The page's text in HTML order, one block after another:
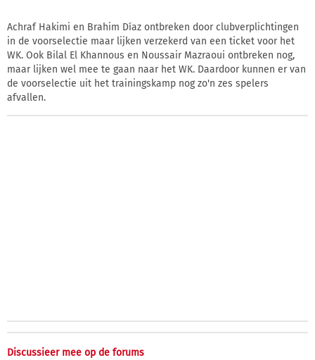
Achraf Hakimi en Brahim Díaz ontbreken door clubverplichtingen
in de voorselectie maar lijken verzekerd van een ticket voor het
WK. Ook Bilal El Khannous en Noussair Mazraoui ontbreken nog,
maar lijken wel mee te gaan naar het WK. Daardoor kunnen er van
de voorselectie uit het trainingskamp nog zo'n zes spelers
afvallen.
Discussieer mee op de forums